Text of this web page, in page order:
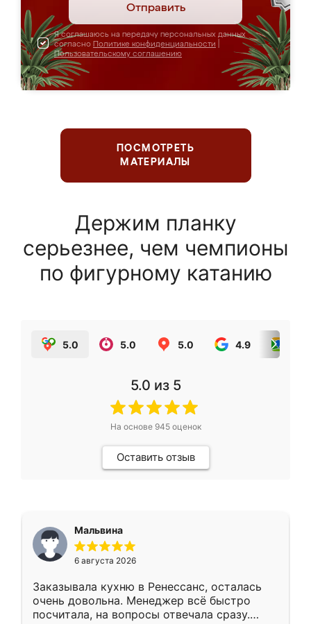
Отправить
Я соглашаюсь на передачу персональных данных
согласно Политике конфиденциальности
Пользовательскому соглашению
ПОСМОТРЕТЬ
МАТЕРИАЛЫ
Держим планку
серьезнее, чем чемпионы
по фигурному катанию
5.0 5.0 5.0 4.9
5.0 из 5
На основе 945оценок
Оставить отзыв
Мальвина
6 августа 2026
Заказывала кухню в Ренессанс, осталась
очень довольна. Менеджер всё быстро
посчитала, на вопросы отвечала сразу.